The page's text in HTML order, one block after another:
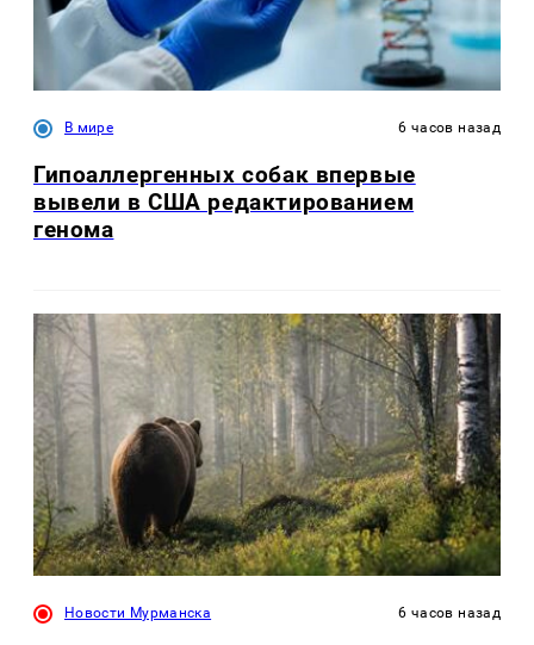
В мире 6 часов назад
Гипоаллергенных собак впервые
вывели в США редактированием
генома
Новости Мурманска 6 часов назад